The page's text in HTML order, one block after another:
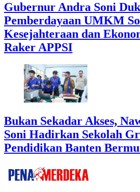
Gubernur Andra Soni
Pemberdayaan UMKM
Kesejahteraan dan
Raker APPSI
Bukan Sekadar Akses,
Soni Hadirkan Sekolah
Pendidikan Banten